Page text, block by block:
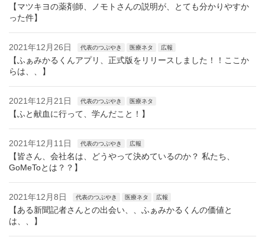
【マツキヨの薬剤師、ノモトさんの説明が、とても分かりやすか
った件】
2021年12月26日 代表のつぶやき 医療ネタ 広報
【ふぁみかるくんアプリ、正式版をリリースしました！！ここか
らは、、】
2021年12月21日 代表のつぶやき 医療ネタ
【ふと献血に行って、学んだこと！】
2021年12月11日 代表のつぶやき 広報
【皆さん、会社名は、どうやって決めているのか？ 私たち、
GoMeToとは？？】
2021年12月8日 代表のつぶやき 医療ネタ 広報
【ある新聞記者さんとの出会い、、ふぁみかるくんの価値と
は、、】